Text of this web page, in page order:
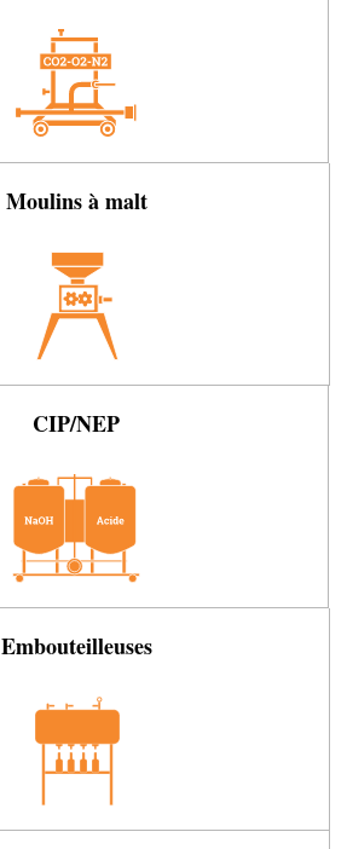
Moulins à malt
CIP/NEP
Embouteilleuses